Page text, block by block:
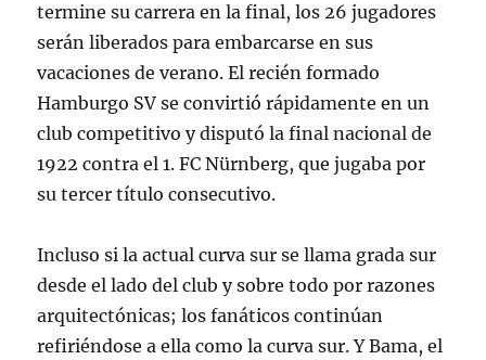
termine su carrera en la final, los 26 jugadores
serán liberados para embarcarse en sus
vacaciones de verano. El recién formado
Hamburgo SV se convirtió rápidamente en un
club competitivo y disputó la final nacional de
1922 contra el 1. FC Nürnberg, que jugaba por
su tercer título consecutivo.
Incluso si la actual curva sur se llama grada sur
desde el lado del club y sobre todo por razones
arquitectónicas; los fanáticos continúan
refiriéndose a ella como la curva sur. Y Bama, el